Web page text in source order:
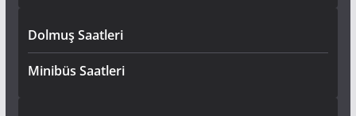
Dolmuş Saatleri
Minibüs Saatleri